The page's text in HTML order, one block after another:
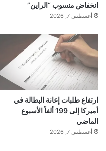
انخفاض منسوب “الراين”
أغسطس 7, 2026
ارتفاع طلبات إعانة البطالة في
أميركا إلى 199 ألفاً الأسبوع
الماضي
أغسطس 7, 2026